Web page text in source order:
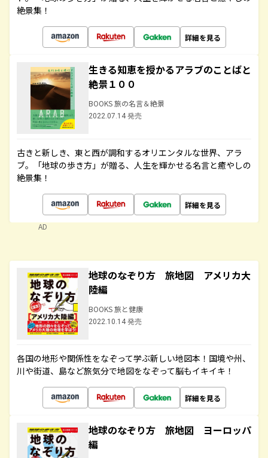
絶景集！
詳細を見る
生きる知恵を授かるアラブのことばと
絶景１００
BOOKS 旅の名言＆絶景
2022.07.14 発売
古きと新しき、東と西が調和するオリエンタルな世界、アラ
ブ。「地球の歩き方」が贈る、人生を輝かせる名言と癒やしの
絶景集！
詳細を見る
AD
地球のなぞり方 旅地図 アメリカ大
陸編
BOOKS 旅と健康
2022.10.14 発売
各国の地形や関係性をなぞって学ぶ新しい地図本！国境や州、
川や街道、島など旅気分で地図をなぞって脳もイキイキ！
詳細を見る
地球のなぞり方 旅地図 ヨーロッパ
編